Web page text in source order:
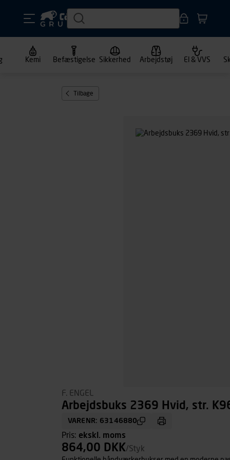
Kemi Befæstigelse Sikkerhed Arbejdstøj El & VVS
Tilbage
F. ENGEL
Arbejdsbuks 2369 Hvid, str.
VARENR: 63146880
Pris: ekskl. moms
864,00 DKK/Styk